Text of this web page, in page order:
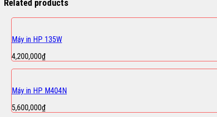
Related products
Máy in HP 135W
4,200,000₫
Máy in HP M404N
5,600,000₫